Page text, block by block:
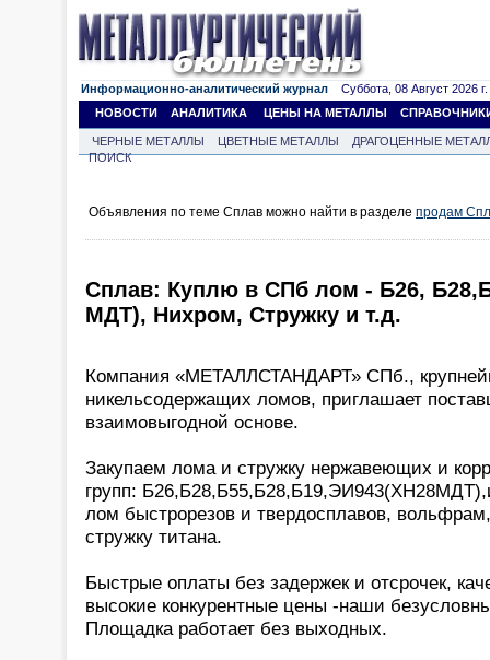
Информационно-аналитический журнал Суббота, 08 Август 2026 г.
НОВОСТИ
АНАЛИТИКА ЦЕНЫ НА МЕТАЛЛЫ
ЧЕРНЫЕ МЕТАЛЛЫ ЦВЕТНЫЕ МЕТАЛЛЫ
ДРАГОЦЕННЫЕ
ПОИСК
Объявления по теме Сплав можно найти в разделе продам
Сплав: Куплю в СПб лом - Б26,
МДТ), Нихром, Стружку и т.д.
Компания «МЕТАЛЛСТАНДАРТ» СПб.,
никельсодержащих ломов, приглашает
взаимовыгодной основе.
Закупаем лома и стружку нержавеющих и
групп:
лом быстрорезов и твердосплавов,
стружку титана.
Быстрые оплаты без задержек и отсрочек,
высокие конкурентные цены -наши
Площадка работает без выходных.